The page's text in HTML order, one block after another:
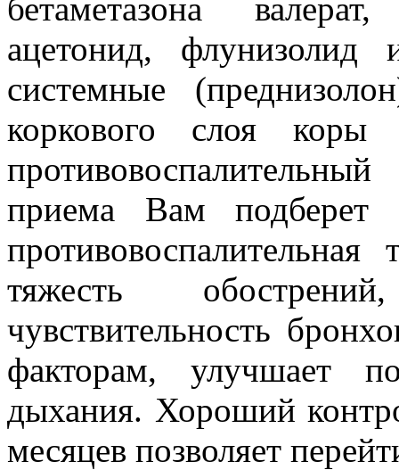
бетаметазона
ацетонид, флунизолид
системные
коркового слоя коры
приема Вам подберет
тяжесть
чувствительность
факторам, улучшает
дыхания. Хороший
месяцев позволяет